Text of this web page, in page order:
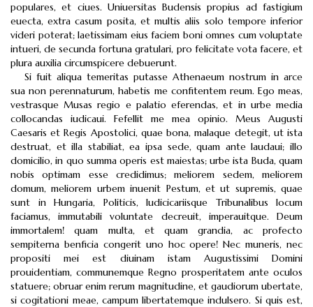
populares, et ciues. Uniuersitas Budensis propius ad fastigium
euecta, extra casum posita, et multis aliis solo tempore inferior
videri poterat; laetissimam eius faciem boni omnes cum voluptate
intueri, de secunda fortuna gratulari, pro felicitate vota facere, et
plura auxilia circumspicere debuerunt.
Si fuit aliqua temeritas putasse Athenaeum nostrum in arce
sua non perennaturum, habetis me confitentem reum. Ego meas,
vestrasque Musas regio e palatio eferendas, et in urbe media
collocandas iudicaui. Fefellit me mea opinio. Meus Augusti
Caesaris et Regis Apostolici, quae bona, malaque detegit, ut ista
destruat, et illa stabiliat, ea ipsa sede, quam ante laudaui; illo
domicilio, in quo summa operis est maiestas; urbe ista Buda, quam
nobis optimam esse credidimus; meliorem sedem, meliorem
domum, meliorem urbem inuenit Pestum, et ut supremis, quae
sunt in Hungaria, Politicis, Iudicicariisque Tribunalibus locum
faciamus, immutabili voluntate decreuit, imperauitque. Deum
immortalem! quam multa, et quam grandia, ac profecto
sempiterna benficia congerit uno hoc opere! Nec muneris, nec
propositi mei est diuinam istam Augustissimi Domini
prouidentiam, communemque Regno prosperitatem ante oculos
statuere; obruar enim rerum magnitudine, et gaudiorum ubertate,
si cogitationi meae, campum libertatemque indulsero. Si quis est,